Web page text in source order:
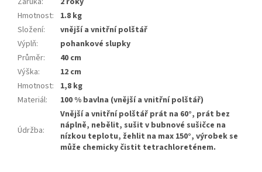
Hmotnost:
1.8 kg
Složení:
vnější a vnitřní polštář
Výplň:
pohankové slupky
Průměr:
40 cm
Výška:
12 cm
Hmotnost:
1,8 kg
Materiál: 100 % bavlna (vnější a vnitřní polštář)
Údržba:
Vnější a vnitřní polštář prát na 60°, prát bez
náplně, nebělit, sušit v bubnové sušičce na
nízkou teplotu, žehlit na max 150°, výrobek se
může chemicky čistit tetrachloreténem.